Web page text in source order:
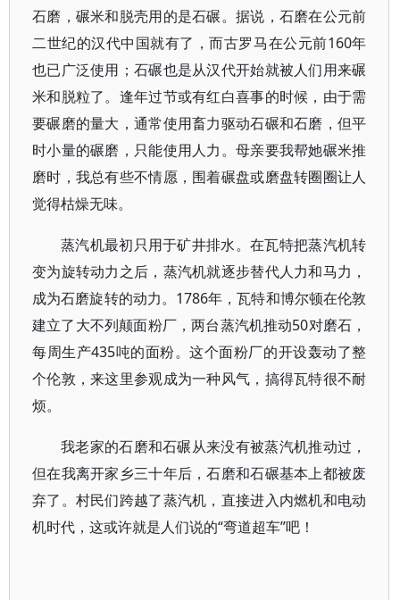
石磨，碾米和脱壳用的是石碾。据说，石磨在公元前
二世纪的汉代中国就有了，而古罗马在公元前160年
也已广泛使用；石碾也是从汉代开始就被人们用来碾
米和脱粒了。逢年过节或有红白喜事的时候，由于需
要碾磨的量大，通常使用畜力驱动石碾和石磨，但平
时小量的碾磨，只能使用人力。母亲要我帮她碾米推
磨时，我总有些不情愿，围着碾盘或磨盘转圈圈让人
觉得枯燥无味。
蒸汽机最初只用于矿井排水。在瓦特把蒸汽机转
变为旋转动力之后，蒸汽机就逐步替代人力和马力，
成为石磨旋转的动力。1786年，瓦特和博尔顿在伦敦
建立了大不列颠面粉厂，两台蒸汽机推动50对磨石，
每周生产435吨的面粉。这个面粉厂的开设轰动了整
个伦敦，来这里参观成为一种风气，搞得瓦特很不耐
烦。
我老家的石磨和石碾从来没有被蒸汽机推动过，
但在我离开家乡三十年后，石磨和石碾基本上都被废
弃了。村民们跨越了蒸汽机，直接进入内燃机和电动
机时代，这或许就是人们说的“弯道超车”吧！